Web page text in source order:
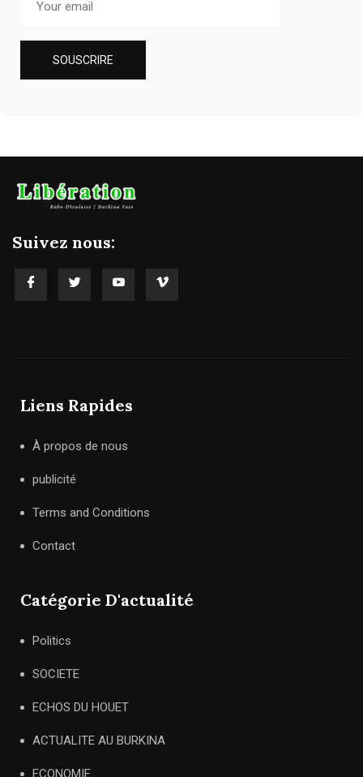
Suivez nous:
Liens Rapides
À propos de nous
publicité
Terms and Conditions
Contact
Catégorie D'actualité
Politics
SOCIETE
ECHOS DU HOUET
ACTUALITE AU BURKINA
ECONOMIE